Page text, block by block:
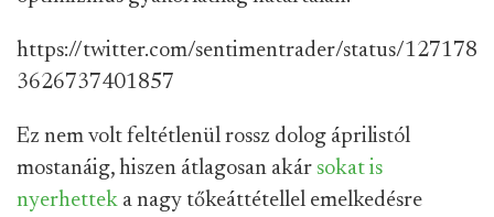
https://twitter.com/sentimentrader/status/127178
3626737401857
Ez nem volt feltétlenül rossz dolog áprilistól
mostanáig, hiszen átlagosan akár sokat is
nyerhettek a nagy tőkeáttétellel emelkedésre